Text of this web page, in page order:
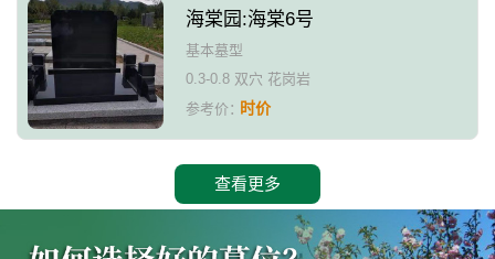
海棠园:海棠6号
基本墓型
0.3-0.8 双穴 花岗岩
参考价：时价
查看更多